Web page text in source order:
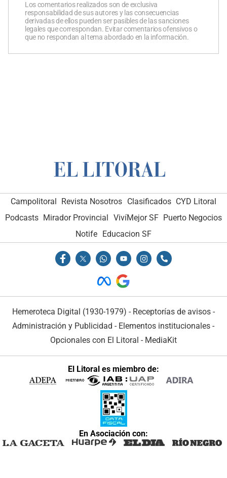
Los comentarios realizados son de exclusiva
responsabilidad de sus autores y las consecuencias
derivadas de ellos pueden ser pasibles de las sanciones
legales que correspondan. Evitar comentarios ofensivos o
que no respondan al tema abordado en la información.
Campolitoral Revista Nosotros Clasificados CYD Litoral
Podcasts Mirador Provincial VivíMejor SF Puerto Negocios
Notife Educacion SF
Hemeroteca Digital (1930-1979) - Receptorías de avisos -
Administración y Publicidad - Elementos institucionales -
Opcionales con El Litoral - MediaKit
El Litoral es miembro de:
En Asociación con: